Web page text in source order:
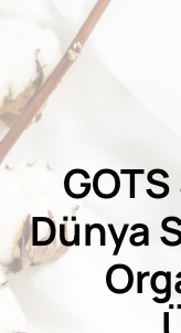
Dünya